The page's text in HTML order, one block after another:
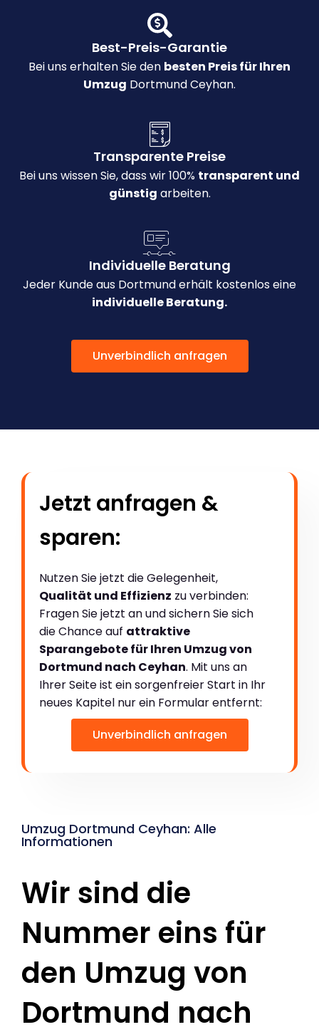
Best-Preis-Garantie
Bei uns erhalten Sie den besten Preis für Ihren
Umzug Dortmund Ceyhan.
Transparente Preise
Bei uns wissen Sie, dass wir 100% transparent und
günstig arbeiten.
Individuelle Beratung
Jeder Kunde aus Dortmund erhält kostenlos eine
individuelle Beratung.
Unverbindlich anfragen
Jetzt anfragen &
sparen:
Nutzen Sie jetzt die Gelegenheit,
Qualität und Effizienz zu verbinden:
Fragen Sie jetzt an und sichern Sie sich
die Chance auf attraktive
Sparangebote für Ihren Umzug von
Dortmund nach Ceyhan. Mit uns an
Ihrer Seite ist ein sorgenfreier Start in Ihr
neues Kapitel nur ein Formular entfernt:
Unverbindlich anfragen
Umzug Dortmund Ceyhan: Alle
Informationen
Wir sind die
Nummer eins für
den Umzug von
Dortmund nach